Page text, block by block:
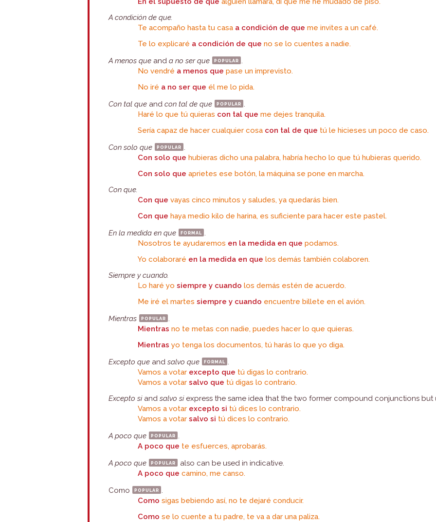
A condición de que.
Te acompaño hasta tu casa a condición de que me invites a un café.
Te lo explicaré a condición de que no se lo cuentes a nadie.
A menos que anda no ser que popular .
No vendré a menos que pase un imprevisto.
No iré a no ser que él me lo pida.
Con tal que andcon tal de que popular .
Haré lo que tú quieras con tal que me dejes tranquila.
Sería capaz de hacer cualquier cosa con tal de que tú le hicieses un poco de caso.
Con solo que
popular .
Con solo que hubieras dicho una palabra, habría hecho lo que tú hubieras querido.
Con solo que aprietes ese botón, la máquina se pone en marcha.
Con que.
Con que vayas cinco minutos y saludes, ya quedarás bien.
Con que haya medio kilo de harina, es suficiente para hacer este pastel.
En la medida en que
formal .
Nosotros te ayudaremos en la medida en que podamos.
Yo colaboraré en la medida en que los demás también colaboren.
Siempre y cuando.
Lo haré yosiempre y cuando los demás estén de acuerdo.
Me iré el martessiempre y cuando encuentre billete en el avión.
Mientras
popular .
Mientrasno te metas con nadie, puedes hacer lo que quieras.
Mientrasyo tenga los documentos, tú harás lo que yo diga.
Excepto que andsalvo que formal .
Vamos a votar excepto que tú digas lo contrario.
Vamos a votarsalvo que tú digas lo contrario.
Excepto si andsalvo si express the same idea that the two former compound conjunctions but
Vamos a votar excepto si tú dices lo contrario.
Vamos a votarsalvo si tú dices lo contrario.
A poco que
popular .
A poco que te esfuerces, aprobarás.
A poco que
popular
also can be used in indicative.
A poco que camino, me canso.
Como
popular .
Como sigas bebiendo así, no te dejaré conducir.
Como se lo cuente a tu padre, te va a dar una paliza.